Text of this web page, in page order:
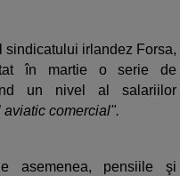
sindicatului irlandez Forsa,
în martie o serie de
un nivel al salariilor
aviatic comercial".
asemenea, pensiile şi